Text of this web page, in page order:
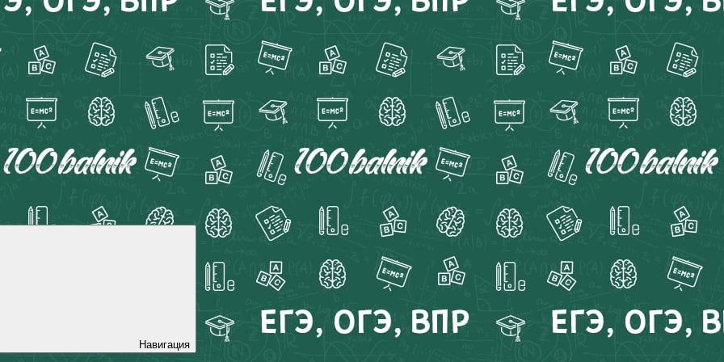
Навигация